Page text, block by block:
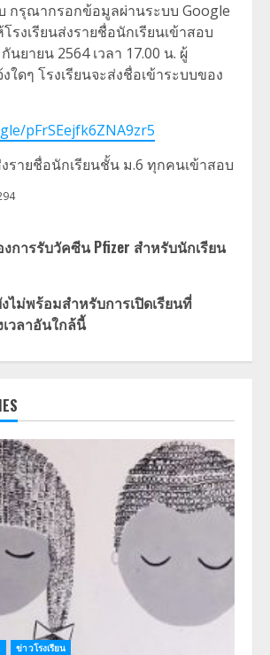
กรุณากรอกข้อมูลผ่านระบบ Google
รงเรียนส่งรายชื่อนักเรียนเข้าสอบ
นยายน 2564 เวลา 17.00 น. ผู้
ใดๆ โรงเรียนจะส่งชื่อเข้าระบบของ
pFrSEejfk6ZNA9zr5
งรายชื่อนักเรียนชั้น ม.6 ทุกคนเข้าสอบ
งการรับวัคซีน Pfizer สำหรับนักเรียน
งไม่พร้อมสำหรับการเปิดเรียนที่
เวลาอันใกล้นี้
ข่าวโรงเรียน